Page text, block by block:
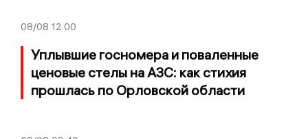
08/08 12:00
Уплывшие госномера и поваленные
ценовые стелы на АЗС: как стихия
прошлась по Орловской области